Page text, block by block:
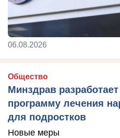
06.08.2026
Общество
Минздрав
программу лечения
для подростков
Новые меры